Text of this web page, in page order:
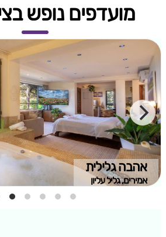
מועדפים נופש
אהבה גלילית
אמירים, גליל עליון